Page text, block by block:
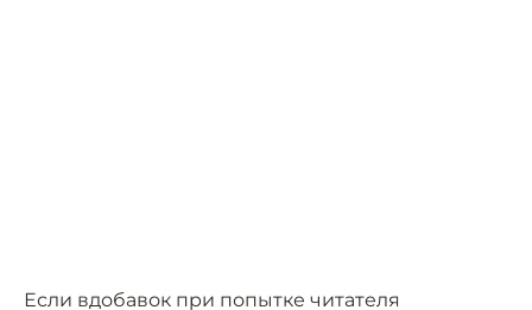
Если вдобавок при попытке читателя